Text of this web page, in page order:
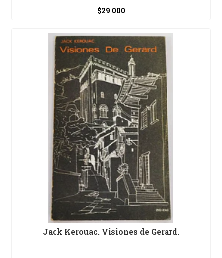
$29.000
Jack Kerouac. Visiones de Gerard.